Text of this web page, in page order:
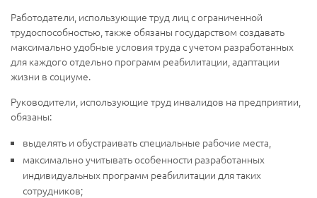
Работодатели, использующие труд лиц с ограниченной
трудоспособностью, также обязаны государством создавать
максимально удобные условия труда с учетом разработанных
для каждого отдельно программ реабилитации, адаптации
жизни в социуме.
Руководители, использующие труд инвалидов на предприятии,
обязаны:
выделять и обустраивать специальные рабочие места,
максимально учитывать особенности разработанных
индивидуальных программ реабилитации для таких
сотрудников;